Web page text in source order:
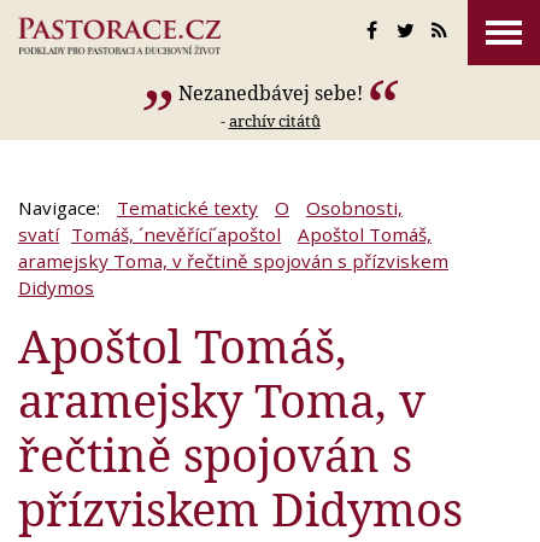
Nezanedbávej sebe!
-archív citátů
Navigace: Tematické texty O
Osobnosti,
svatí Tomáš, ´nevěřící´apoštol
Apoštol Tomáš,
aramejsky Toma, v řečtině spojován s přízviskem
Didymos
Apoštol Tomáš,
aramejsky Toma, v
řečtině spojován s
přízviskem Didymos